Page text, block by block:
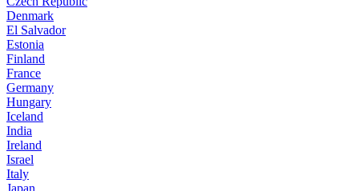
Denmark
El Salvador
Estonia
Finland
France
Germany
Hungary
Iceland
India
Ireland
Israel
Italy
Japan